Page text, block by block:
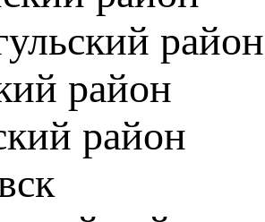
район
район
район